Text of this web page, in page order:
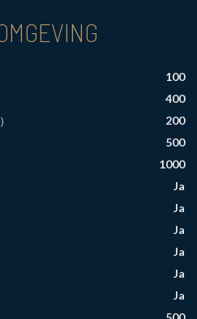
100
400
200
500
1000
Ja
Ja
Ja
Ja
Ja
Ja